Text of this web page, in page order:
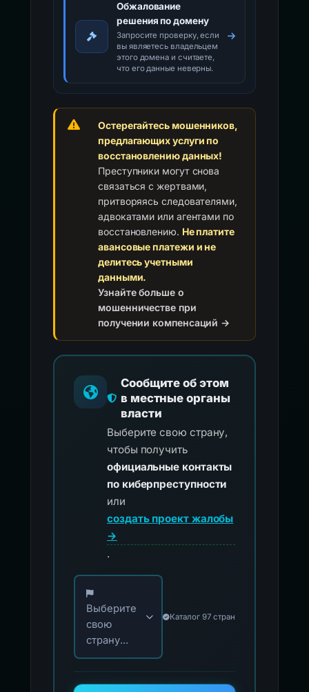
Обжалование
решения по домену
Запросите проверку, если
вы являетесь владельцем
этого домена и считаете,
что его данные неверны.
Остерегайтесь мошенников,
предлагающих услуги по
восстановлению данных!
Преступники могут снова
связаться с жертвами,
притворяясь следователями,
адвокатами или агентами по
восстановлению. Не платите
авансовые платежи и не
делитесь учетными
данными.
Узнайте больше о
мошенничестве при
получении компенсаций →
Сообщите об этом
в местные органы
власти
Выберите свою страну,
чтобы получить
официальные контакты
по киберпреступности
или
создать проект жалобы
→
.
Выберите свою страну для официальных
Выберите
свою
страну...
Каталог 97 стран